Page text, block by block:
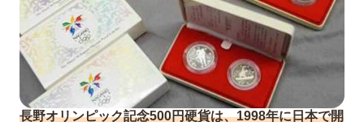
長野オリンピック記念500円硬貨は、1998年に日本で開